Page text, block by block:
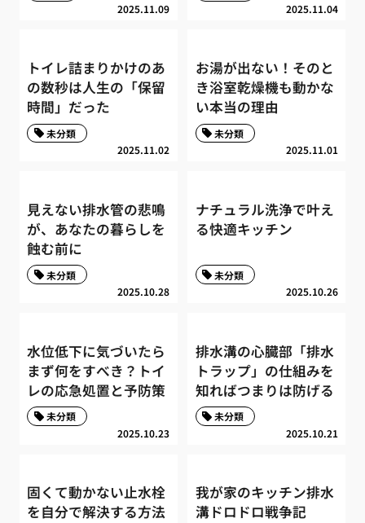
2025.11.09 2025.11.04
トイレ詰まりかけのあ
の数秒は人生の「保留
時間」だった
2025.11.02
未分類
お湯が出ない！そのと
き浴室乾燥機も動かな
い本当の理由
2025.11.01
未分類
見えない排水管の悲鳴
が、あなたの暮らしを
蝕む前に
2025.10.28
未分類
ナチュラル洗浄で叶え
る快適キッチン
2025.10.26
未分類
水位低下に気づいたら
まず何をすべき？トイ
レの応急処置と予防策
2025.10.23
未分類
排水溝の心臓部「排水
トラップ」の仕組みを
知ればつまりは防げる
2025.10.21
未分類
固くて動かない止水栓
を自分で解決する方法
我が家のキッチン排水
溝ドロドロ戦争記